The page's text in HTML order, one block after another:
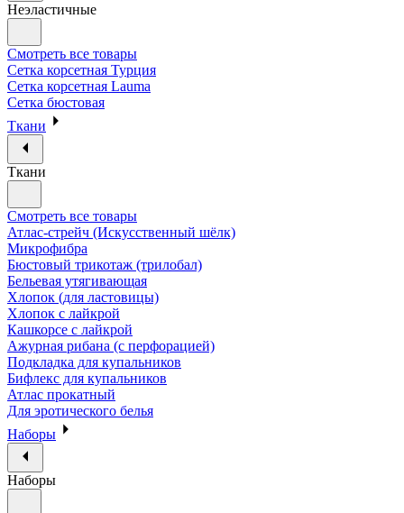
Неэластичные
Смотреть все товары
Сетка корсетная Турция
Сетка корсетная Lauma
Сетка бюстовая
Ткани
Ткани
Смотреть все товары
Атлас-стрейч (Искусственный шёлк)
Микрофибра
Бюстовый трикотаж (трилобал)
Бельевая утягивающая
Хлопок (для ластовицы)
Хлопок с лайкрой
Кашкорсе с лайкрой
Ажурная рибана (с перфорацией)
Подкладка для купальников
Бифлекс для купальников
Атлас прокатный
Для эротического белья
Наборы
Наборы